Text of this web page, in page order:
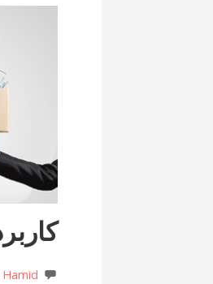
Hamid